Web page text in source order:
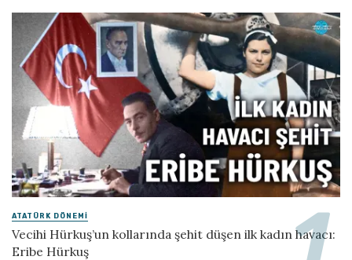
ATATÜRK DÖNEMI
Vecihi Hürkuş’un kollarında şehit düşen ilk kadın havacı:
Eribe Hürkuş